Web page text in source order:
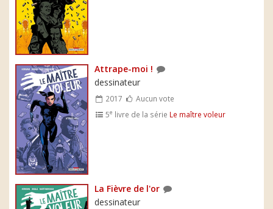
Attrape-moi !
dessinateur
2017
Aucun vote
5e livre de la série Le maître voleur
La Fièvre de l'or
dessinateur